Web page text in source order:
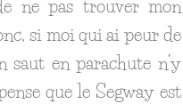
ne pas trouver mon
si moi qui ai peur de
saut en parachute n’y
que le Segway est